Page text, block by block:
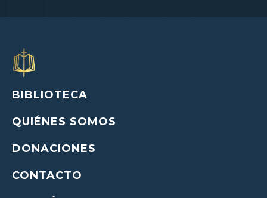
BIBLIOTECA
QUIÉNES SOMOS
DONACIONES
CONTACTO